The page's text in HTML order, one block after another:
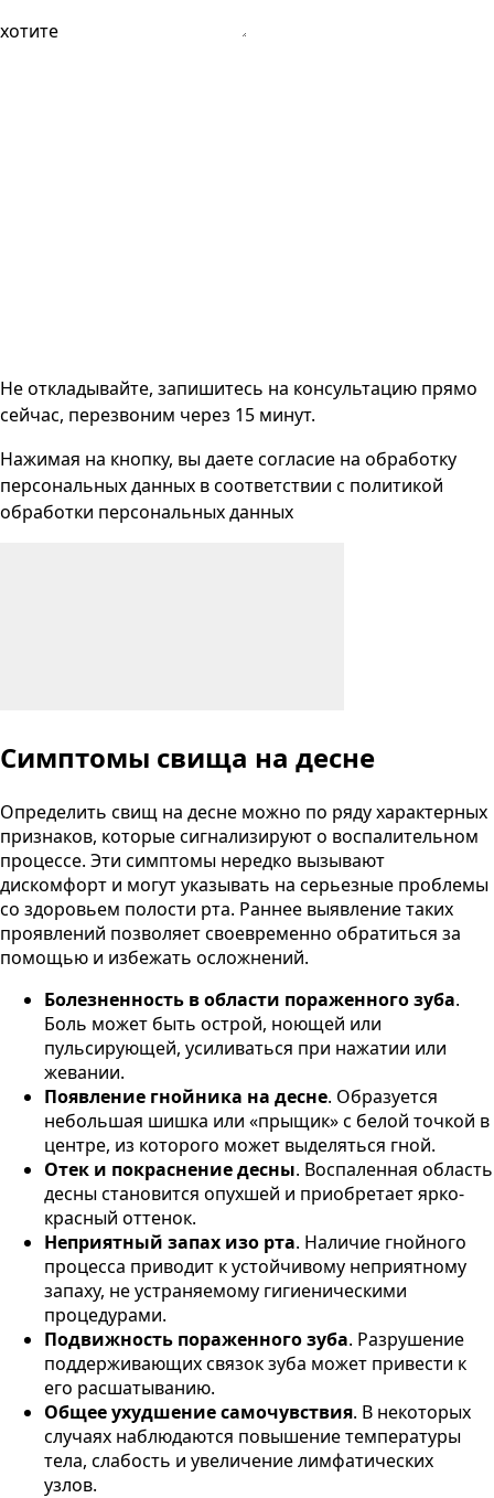
хотите
Не откладывайте, запишитесь на консультацию прямо
сейчас, перезвоним через 15 минут.
Нажимая на кнопку, вы даете согласие на обработку
персональных данных в соответствии с политикой
обработки персональных данных
Симптомы свища на десне
Определить свищ на десне можно по ряду характерных
признаков, которые сигнализируют о воспалительном
процессе. Эти симптомы нередко вызывают
дискомфорт и могут указывать на серьезные проблемы
со здоровьем полости рта. Раннее выявление таких
проявлений позволяет своевременно обратиться за
помощью и избежать осложнений.
Болезненность в области пораженного зуба.
Боль может быть острой, ноющей или
пульсирующей, усиливаться при нажатии или
жевании.
Появление гнойника на десне. Образуется
небольшая шишка или «прыщик» с белой точкой в
центре, из которого может выделяться гной.
Отек и покраснение десны. Воспаленная область
десны становится опухшей и приобретает ярко-
красный оттенок.
Неприятный запах изо рта. Наличие гнойного
процесса приводит к устойчивому неприятному
запаху, не устраняемому гигиеническими
процедурами.
Подвижность пораженного зуба. Разрушение
поддерживающих связок зуба может привести к
его расшатыванию.
Общее ухудшение самочувствия. В некоторых
случаях наблюдаются повышение температуры
тела, слабость и увеличение лимфатических
узлов.